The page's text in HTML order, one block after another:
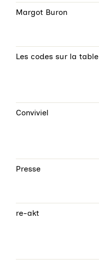
Margot Buron
Les codes sur la table
Conviviel
Presse
re-akt